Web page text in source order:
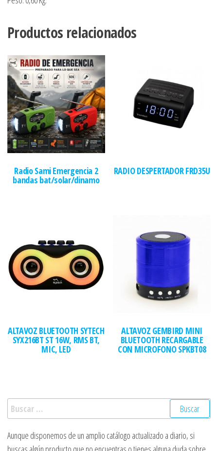
Productos relacionados
Radio Sami Emergencia 2
bandas bat/solar/dinamo
RADIO DESPERTADOR FRD35U
ALTAVOZ BLUETOOTH SYTECH
SYX216BT ST 16W, RMS BT,
MIC, LED
ALTAVOZ GEMBIRD MINI
BLUETOOTH RECARGABLE
CON MICROFONO SPKBT08
Buscar:
Aunque disponemos de un amplio catálogo actualizado a diario, si